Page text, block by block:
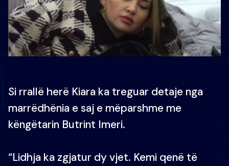
Si rrallë herë Kiara ka treguar detaje nga
marrëdhënia e saj e mëparshme me
këngëtarin Butrint Imeri.
“Lidhja ka zgjatur dy vjet. Kemi qenë të